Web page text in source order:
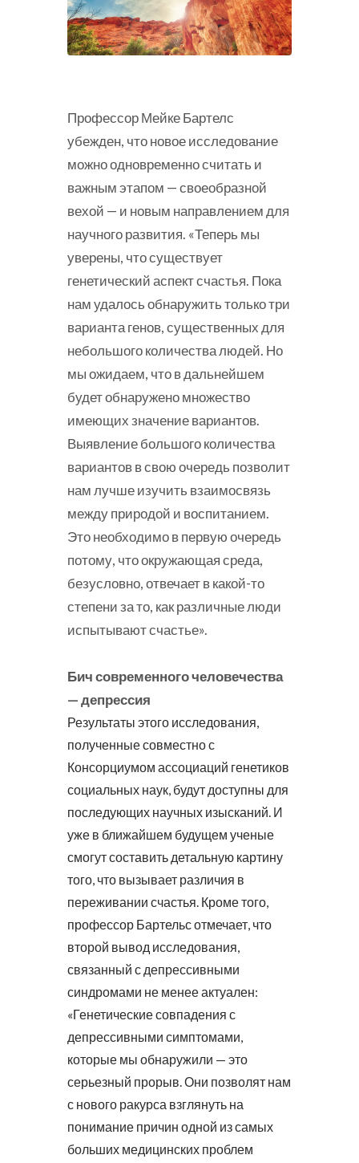
Профессор Мейке Бартелс
убежден, что новое исследование
можно одновременно считать и
важным этапом — своеобразной
вехой — и новым направлением для
научного развития. «Теперь мы
уверены, что существует
генетический аспект счастья. Пока
нам удалось обнаружить только три
варианта генов, существенных для
небольшого количества людей. Но
мы ожидаем, что в дальнейшем
будет обнаружено множество
имеющих значение вариантов.
Выявление большого количества
вариантов в свою очередь позволит
нам лучше изучить взаимосвязь
между природой и воспитанием.
Это необходимо в первую очередь
потому, что окружающая среда,
безусловно, отвечает в какой-то
степени за то, как различные люди
испытывают счастье».
Бич современного человечества
— депрессия
Результаты этого исследования,
полученные совместно с
Консорциумом ассоциаций генетиков
социальных наук, будут доступны для
последующих научных изысканий. И
уже в ближайшем будущем ученые
смогут составить детальную картину
того, что вызывает различия в
переживании счастья. Кроме того,
профессор Бартельс отмечает, что
второй вывод исследования,
связанный с депрессивными
синдромами не менее актуален:
«Генетические совпадения с
депрессивными симптомами,
которые мы обнаружили — это
серьезный прорыв. Они позволят нам
с нового ракурса взглянуть на
понимание причин одной из самых
больших медицинских проблем